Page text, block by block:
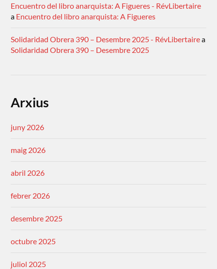
Encuentro del libro anarquista: A Figueres - RévLibertaire
a Encuentro del libro anarquista: A Figueres
Solidaridad Obrera 390 – Desembre 2025 - RévLibertairea
Solidaridad Obrera 390 – Desembre 2025
Arxius
juny 2026
maig 2026
abril 2026
febrer 2026
desembre 2025
octubre 2025
juliol 2025